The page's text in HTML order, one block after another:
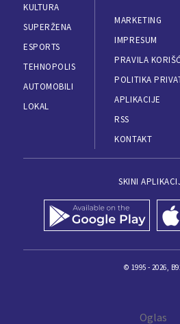
KULTURA
SUPERŽENA
ESPORTS
TEHNOPOLIS
AUTOMOBILI
LOKAL
MARKETING
IMPRESUM
PRAVILA
POLITIKA
APLIKACIJE
RSS
KONTAKT
SKINI
© 1995 - 2026,